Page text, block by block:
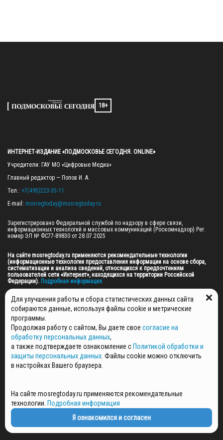
18+
ИНТЕРНЕТ-ИЗДАНИЕ «ПОДМОСКОВЬЕ СЕГОДНЯ. ONLINE»
Учредители: ГАУ МО «Цифровые Медиа»
Главный редактор — Попов И. А.
Тел.: +7(495)223-35-11
E-mail: mosregtoday@mosregtoday.ru
Зарегистрировано Федеральной службой по надзору в сфере связи,
информационных технологий и массовых коммуникаций (Роскомнадзор) Рег.
номер ЭЛ № ФС77-89830 от 28.07.2025
На сайте mosregtoday.ru применяются рекомендательные технологии
(информационные технологии предоставления информации на основе сбора,
систематизации и анализа сведений, относящихся к предпочтениям
пользователей сети «Интернет», находящихся на территории Российской
Федерации). Подробная информация
© 2026 ПРАВА НА ВСЕ МАТЕРИАЛЫ САЙТА ПРИНАДЛЕЖАТ ГАУ МО "ЦИФРОВЫЕ
МЕДИА" (ОГРН: 1255000059467).
ПОЛИТИКА ОБРАБОТКИ И ЗАЩИТЫ ПЕРСОНАЛЬНЫХ ДАННЫХ
НОВОСТИ
ГАЗЕТЫ
РЕКЛАМОДАТЕЛЯМ
СПЕЦПРОЕКТЫ
СТАТЬИ
ПОЛИТИКА КОНФИДЕНЦИАЛЬНОСТИ
Для улучшения работы и сбора статистических данных сайта
собираются данные, используя файлы cookie и метрические
программы.
Продолжая работу с сайтом, Вы даете свое согласие на
обработку персональных данных,
а также подтверждаете ознакомление с Политикой обработки и
защиты персональных данных . Файлы cookie можно отключить
в настройках Вашего браузера.
На сайте mosregtoday.ru применяются рекомендательные
технологии. Подробная информация
Я ознакомился и согласен